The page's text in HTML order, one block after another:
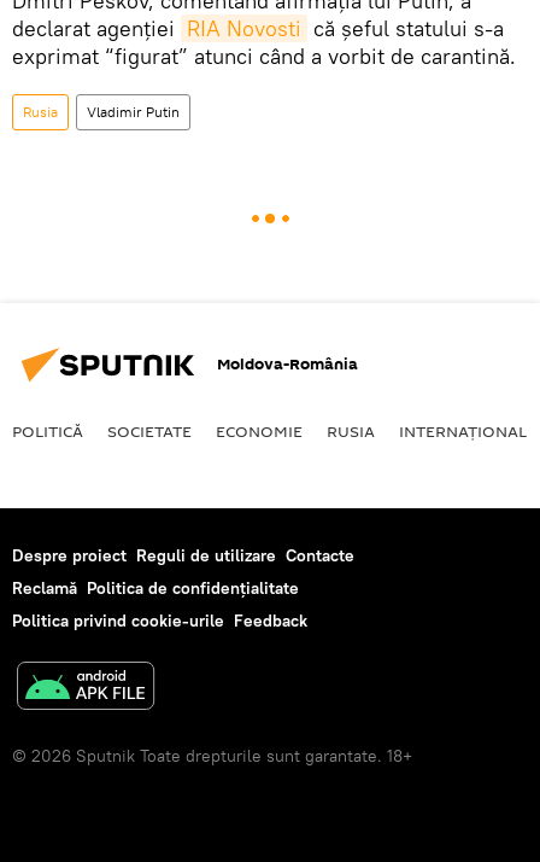
declarat agenției RIA Novosti că șeful statului s-a
exprimat “figurat” atunci când a vorbit de carantină.
Rusia Vladimir Putin
Moldova-România
POLITICĂ SOCIETATE ECONOMIE RUSIA INTERNAŢIONAL
Despre proiect Reguli de utilizare Contacte
Reclamă Politica de confidențialitate
Politica privind cookie-urile Feedback
© 2026 Sputnik Toate drepturile sunt garantate. 18+